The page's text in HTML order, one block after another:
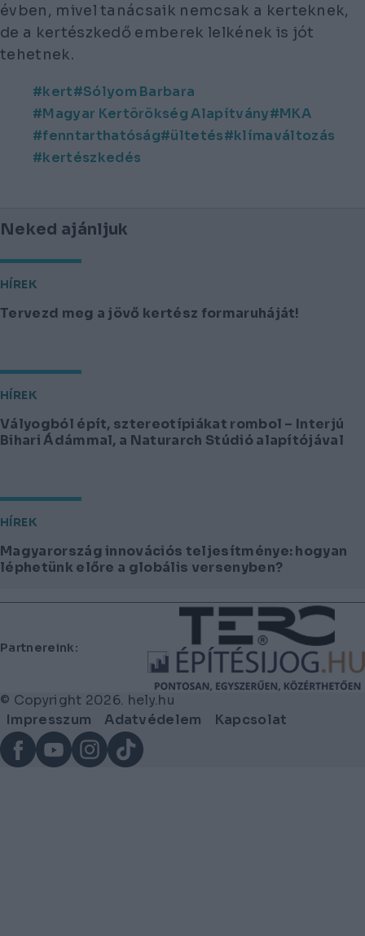
évben, mivel tanácsaik nemcsak a kerteknek,
de a kertészkedő emberek lelkének is jót
tehetnek.
kert
Sólyom Barbara
Magyar Kertörökség Alapítvány
MKA
fenntarthatóság
ültetés
klímaváltozás
kertészkedés
Neked ajánljuk
HÍREK
Tervezd meg a jövő kertész formaruháját!
HÍREK
Vályogból épít, sztereotípiákat rombol – Interjú
Bihari Ádámmal, a Naturarch Stúdió alapítójával
HÍREK
Magyarország innovációs teljesítménye: hogyan
léphetünk előre a globális versenyben?
Lábléc
Partnereink:
© Copyright 2026. hely.hu
Lábléc
menü
Impresszum Adatvédelem
Kapcsolat
FacebookYouTubeInstagram